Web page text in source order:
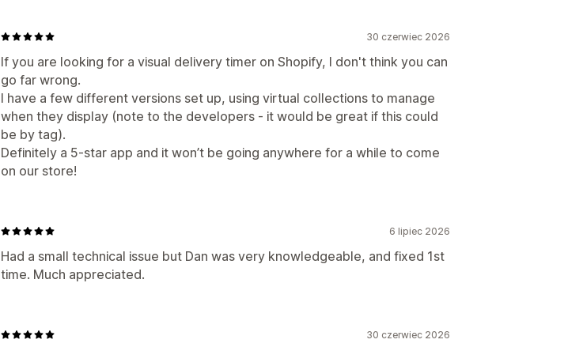
30 czerwiec 2026
If you are looking for a visual delivery timer on Shopify, I don't think you can
go far wrong.
I have a few different versions set up, using virtual collections to manage
when they display (note to the developers - it would be great if this could
be by tag).
Definitely a 5-star app and it won’t be going anywhere for a while to come
on our store!
6 lipiec 2026
Had a small technical issue but Dan was very knowledgeable, and fixed 1st
time. Much appreciated.
30 czerwiec 2026